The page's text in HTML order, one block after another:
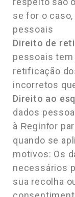
se for o
pessoais
Direito de
pessoais
retificação
incorretos
Direito ao
dados
à Reginfor
quando se
motivos: Os
necessários
sua recolha